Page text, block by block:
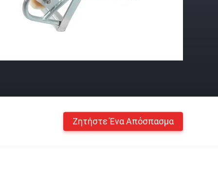
Ζητήστε Ένα Απόσπασμα